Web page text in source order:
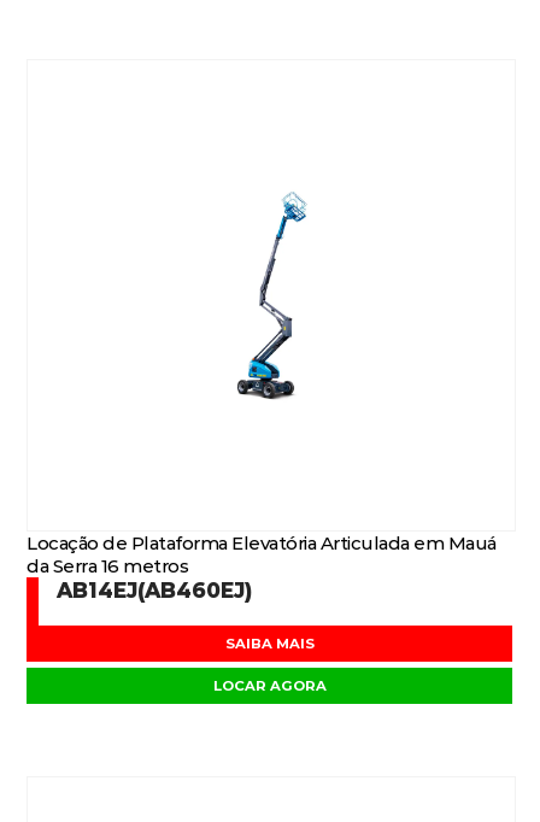
Locação de Plataforma Elevatória Articulada em Mauá
da Serra 16 metros
AB14EJ(AB460EJ)
SAIBA MAIS
LOCAR AGORA